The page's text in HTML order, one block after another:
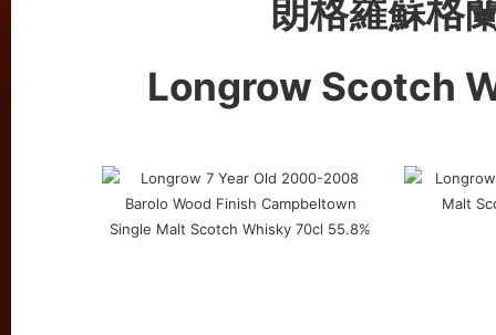
朗格羅蘇格
Longrow Scotch